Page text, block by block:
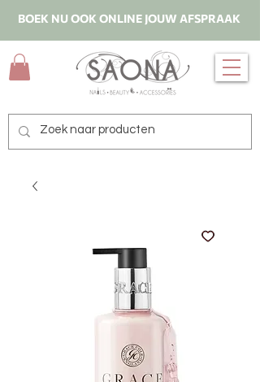
BOEK NU OOK ONLINE JOUW AFSPRAAK